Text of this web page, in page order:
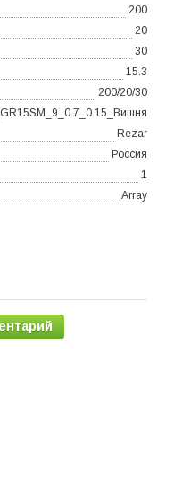
200
20
30
15.3
200/20/30
GR15SM_9_0.7_0.15_Вишня
Rezar
Россия
1
Array